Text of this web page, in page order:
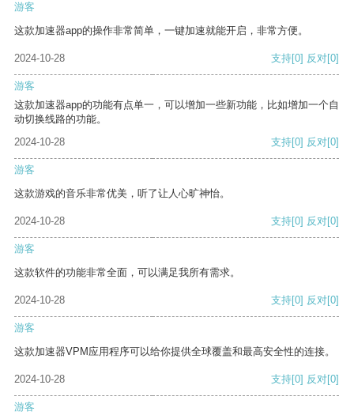
游客
这款加速器app的操作非常简单，一键加速就能开启，非常方便。
2024-10-28 支持[0] 反对[0]
游客
这款加速器app的功能有点单一，可以增加一些新功能，比如增加一个自
动切换线路的功能。
2024-10-28
支持[0] 反对[0]
游客
这款游戏的音乐非常优美，听了让人心旷神怡。
2024-10-28 支持[0] 反对[0]
游客
这款软件的功能非常全面，可以满足我所有需求。
2024-10-28 支持[0] 反对[0]
游客
这款加速器VPM应用程序可以给你提供全球覆盖和最高安全性的连接。
2024-10-28 支持[0] 反对[0]
游客